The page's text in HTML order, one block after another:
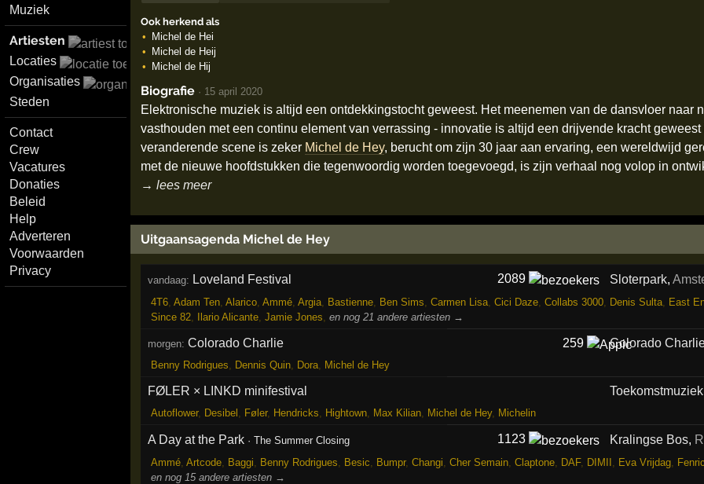
Muziek
Artiesten
Locaties
Organisaties
Steden
Contact
Crew
Vacatures
Donaties
Beleid
Help
Adverteren
Voorwaarden
Privacy
Ook herkend als
Michel de Hei
Michel de Heij
Michel de Hij
Biografie · 15 april 2020
Elektronische muziek is altijd een ontdekkingstocht geweest. Het meenemen van de dansvloer
vasthouden met een continu element van verrassing - innovatie is altijd een drijvende kracht
veranderende scene is zeker Michel de Hey, berucht om zijn 30 jaar aan ervaring, een wereldwijd
met de nieuwe hoofdstukken die tegenwoordig worden toegevoegd, is zijn verhaal nog volop in
→ lees meer
Uitgaansagenda Michel de Hey
vandaag: Loveland Festival 2089 Sloterpark,
4T6, Adam Ten, Alarico, Ammé, Argia, Bastienne, Ben Sims Carmen Lisa, Cici Daze, Collabs 3000, Denis Sulta, East
Since 82, Ilario Alicante, Jamie Jones en nog 21 andere artiesten →
morgen: Colorado Charlie 259 Colorado
Benny Rodrigues Dennis Quin, Dora, Michel de Hey
FØLER × LINKD minifestival Toekomstmuziek
Autoflower, Desibel Føler, Hendricks Hightown, Max Kilian, Michel de Hey, Michelin
A Day at the Park ·The Summer Closing 1123 Kralingse Bos,
Ammé, Artcode, Baggi Benny Rodrigues Besic Bumpr, Changi Cher Semain, Claptone, DAF, DIMII Eva Vrijdag,
en nog 15 andere artiesten →